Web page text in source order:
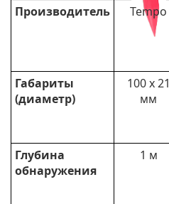
Производитель Tempo
Габариты
(диаметр)
100 х 21
мм
Глубина
обнаружения
1 м